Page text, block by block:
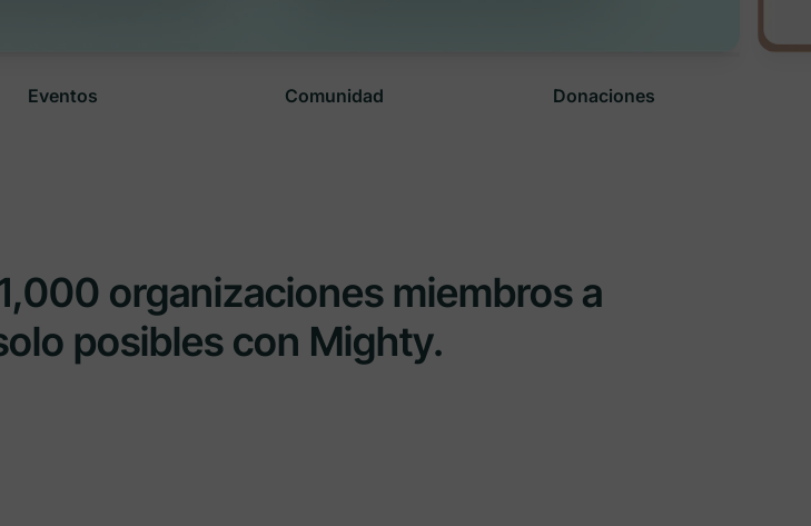
Eventos Comunidad Donaciones
organizaciones miembros a
posibles con Mighty.